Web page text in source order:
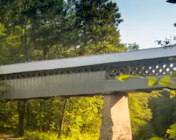
koskettamalla tai pyyhkäisemällä.